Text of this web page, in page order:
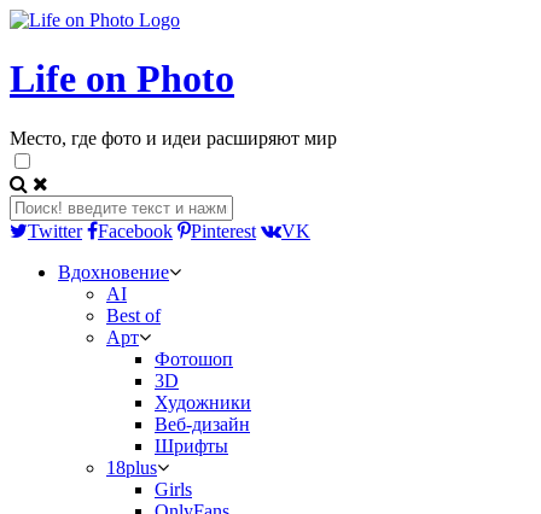
Life on Photo
Место, где фото и идеи расширяют мир
Twitter Facebook Pinterest
VK
Вдохновение
AI
Best of
Арт
Фотошоп
3D
Художники
Веб-дизайн
Шрифты
18plus
Girls